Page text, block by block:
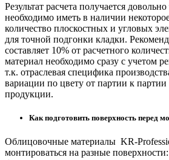
Результат расчета получается
необходимо иметь в наличии
количество плоскостных и угловых
для точной подгонки кладки.
составляет 10% от расчетного
материал необходимо сразу с учетом
т.к. отраслевая специфика
вариации по цвету от партии к
продукции.
Как подготовить поверхность перед
Облицовочные материалы KR-
монтироваться на разные